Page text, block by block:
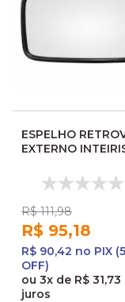
ESPELHO
EXTERNO
VS510
R$ 111,98
R$ 95,18
R$ 90,42 no PIX
OFF)
ou 3x de R$ 31,73
juros